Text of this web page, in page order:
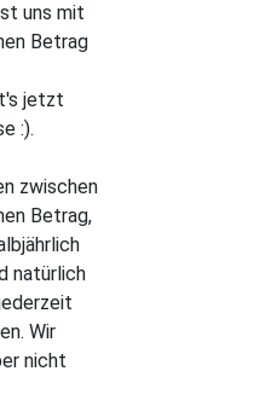
uns mit
Betrag
jetzt
:).
zwischen
Betrag,
natürlich
Wir
nicht